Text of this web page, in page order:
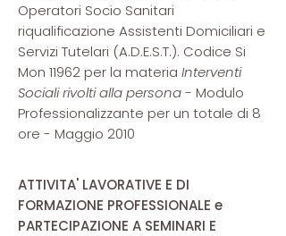
Operatori Socio Sanitari
riqualificazione Assistenti Domiciliari e
Servizi Tutelari (A.D.E.S.T.). Codice Si
Mon 11962 per la materia Interventi
Sociali rivolti alla persona- Modulo
Professionalizzante per un totale di 8
ore - Maggio 2010
ATTIVITA' LAVORATIVE E DI
FORMAZIONE PROFESSIONALE e
PARTECIPAZIONE A SEMINARI E